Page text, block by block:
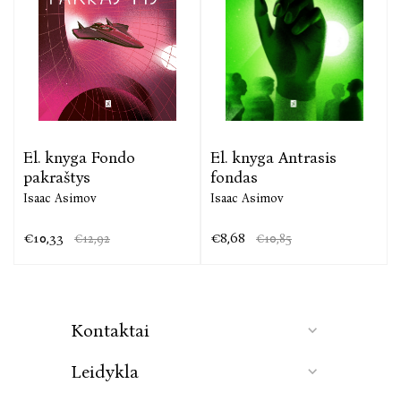
El. knyga Fondo
pakraštys
Isaac Asimov
€10,33 €12,92
El. knyga Antrasis
fondas
Isaac Asimov
€8,68 €10,85
Kontaktai
Leidykla